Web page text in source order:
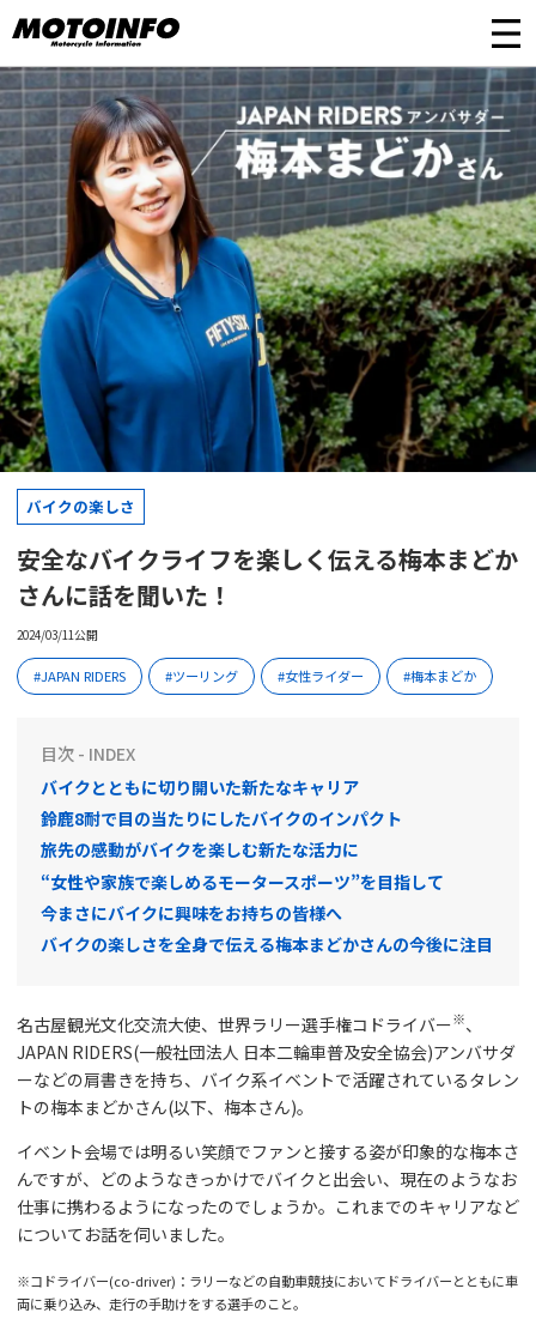
バイクの楽しさ
安全なバイクライフを楽しく伝える梅本まどか
さんに話を聞いた！
2024/03/11公開
JAPAN RIDERS ツーリング 女性ライダー 梅本まどか
目次 - INDEX
バイクとともに切り開いた新たなキャリア
鈴鹿8耐で目の当たりにしたバイクのインパクト
旅先の感動がバイクを楽しむ新たな活力に
“女性や家族で楽しめるモータースポーツ”を目指して
今まさにバイクに興味をお持ちの皆様へ
バイクの楽しさを全身で伝える梅本まどかさんの今後に注目
名古屋観光文化交流大使、世界ラリー選手権コドライバー※、
JAPAN RIDERS(一般社団法人 日本二輪車普及安全協会)アンバサダ
ーなどの肩書きを持ち、バイク系イベントで活躍されているタレン
トの梅本まどかさん(以下、梅本さん)。
イベント会場では明るい笑顔でファンと接する姿が印象的な梅本さ
んですが、どのようなきっかけでバイクと出会い、現在のようなお
仕事に携わるようになったのでしょうか。これまでのキャリアなど
についてお話を伺いました。
※コドライバー(co-driver)：ラリーなどの自動車競技においてドライバーとともに車
両に乗り込み、走行の手助けをする選手のこと。